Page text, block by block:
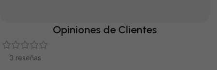
Opiniones de Clientes
0 reseñas